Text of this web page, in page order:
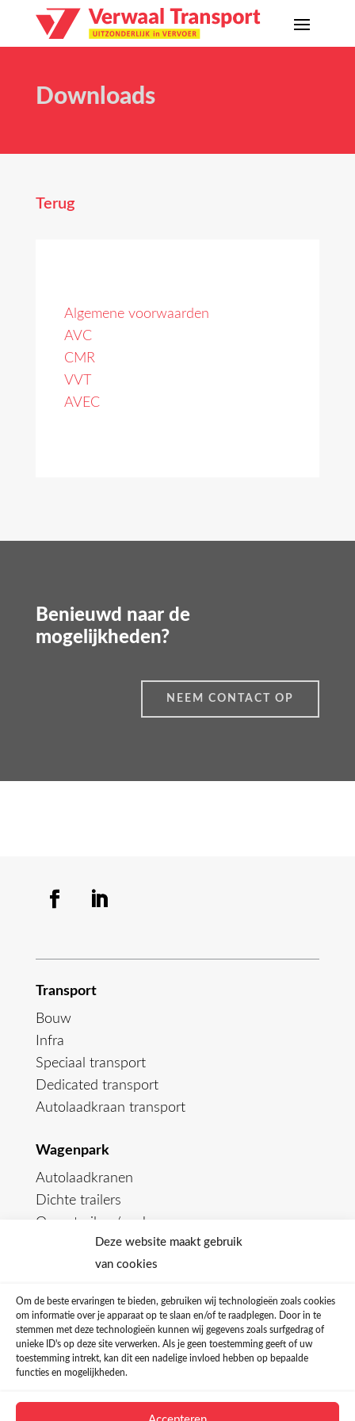
Deze website maakt gebruik
van cookies
Om de beste ervaringen te bieden, gebruiken wij technologieën zoals cookies
om informatie over je apparaat op te slaan en/of te raadplegen. Door in te
stemmen met deze technologieën kunnen wij gegevens zoals surfgedrag of
unieke ID's op deze site verwerken. Als je geen toestemming geeft of uw
toestemming intrekt, kan dit een nadelige invloed hebben op bepaalde
functies en mogelijkheden.
Downloads
Terug
Algemene voorwaarden
AVC
CMR
VVT
AVEC
Benieuwd naar de
mogelijkheden?
NEEM CONTACT OP
Transport
Bouw
Infra
Speciaal transport
Dedicated transport
Autolaadkraan transport
Wagenpark
Autolaadkranen
Dichte trailers
Open trailers/aanhangers
Privacyverklaring Cookiebeleid